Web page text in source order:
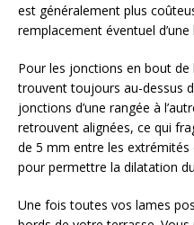
est généralement plus
remplacement éventuel
Pour les jonctions en bout de
trouvent toujours au-dessus
jonctions d’une rangée à
retrouvent alignées, ce qui
de 5 mm entre les
pour permettre la dilatation
Une fois toutes vos lames